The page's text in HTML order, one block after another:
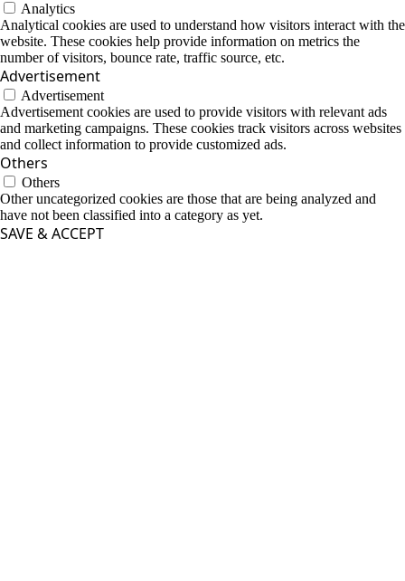
Analytics
Analytical cookies are used to understand how visitors interact with the
website. These cookies help provide information on metrics the
number of visitors, bounce rate, traffic source, etc.
Advertisement
Advertisement
Advertisement cookies are used to provide visitors with relevant ads
and marketing campaigns. These cookies track visitors across websites
and collect information to provide customized ads.
Others
Others
Other uncategorized cookies are those that are being analyzed and
have not been classified into a category as yet.
SAVE & ACCEPT